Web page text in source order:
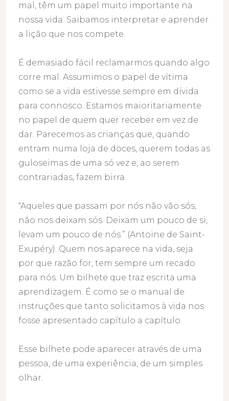
mal, têm um papel muito importante na
nossa vida. Saibamos interpretar e aprender
a lição que nos compete.
É demasiado fácil reclamarmos quando algo
corre mal. Assumimos o papel de vítima
como se a vida estivesse sempre em dívida
para connosco. Estamos maioritariamente
no papel de quem quer receber em vez de
dar. Parecemos as crianças que, quando
entram numa loja de doces, querem todas as
guloseimas de uma só vez e, ao serem
contrariadas, fazem birra.
“Aqueles que passam por nós não vão sós,
não nos deixam sós. Deixam um pouco de si,
levam um pouco de nós.” (Antoine de Saint-
Exupéry). Quem nos aparece na vida, seja
por que razão for, tem sempre um recado
para nós. Um bilhete que traz escrita uma
aprendizagem. É como se o manual de
instruções que tanto solicitamos à vida nos
fosse apresentado capítulo a capítulo.
Esse bilhete pode aparecer através de uma
pessoa, de uma experiência, de um simples
olhar.